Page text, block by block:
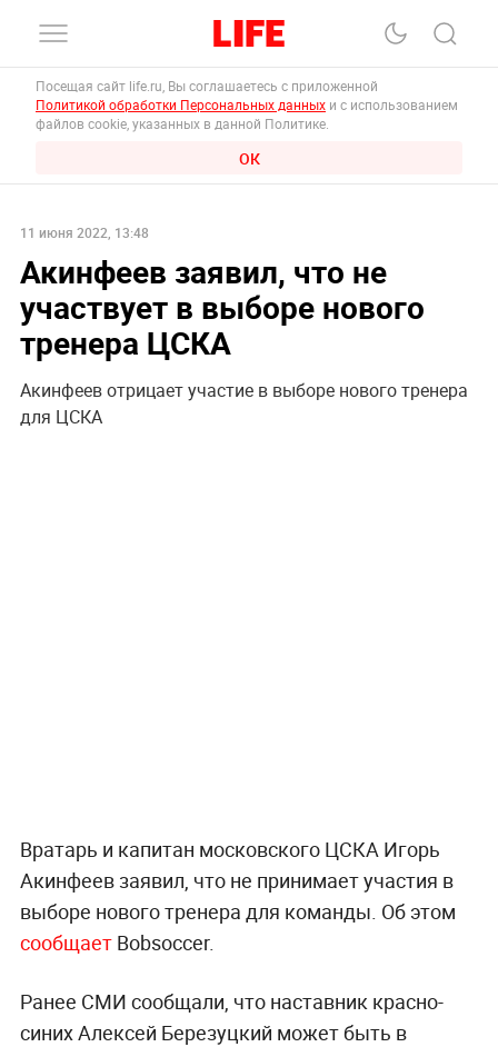
Посещая сайт life.ru, Вы соглашаетесь с приложенной
Политикой обработки Персональных данных и с использованием
файлов cookie, указанных в данной Политике.
ОК
11 июня 2022, 13:48
Акинфеев заявил, что не
участвует в выборе нового
тренера ЦСКА
Акинфеев отрицает участие в выборе нового тренера
для ЦСКА
Вратарь и капитан московского ЦСКА Игорь
Акинфеев заявил, что не принимает участия в
выборе нового тренера для команды. Об этом
сообщаетBobsoccer.
Ранее СМИ сообщали, что наставник красно-
синих Алексей Березуцкий может быть в